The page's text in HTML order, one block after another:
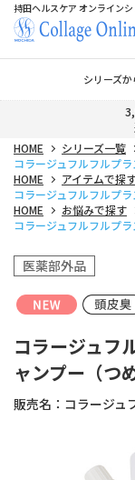
持田ヘルスケア オンライン
シリーズ
HOME
シリーズ一覧
コラージュフルフルプ
HOME
アイテムで探
コラージュフルフルプ
HOME
お悩みで探す
コラージュフルフルプ
医薬部外品
コラージュフ
ャンプー（つ
販売名： コラージュ